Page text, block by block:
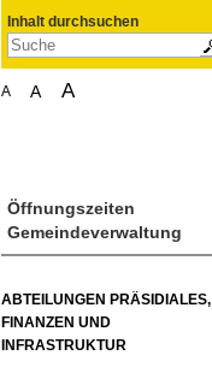
Inhalt durchsuchen
A A A
Öffnungszeiten
Gemeindeverwaltung
ABTEILUNGEN PRÄSIDIALES,
FINANZEN UND
INFRASTRUKTUR